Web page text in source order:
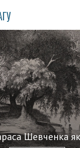
Шевченка